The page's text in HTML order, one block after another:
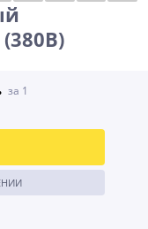
за 1